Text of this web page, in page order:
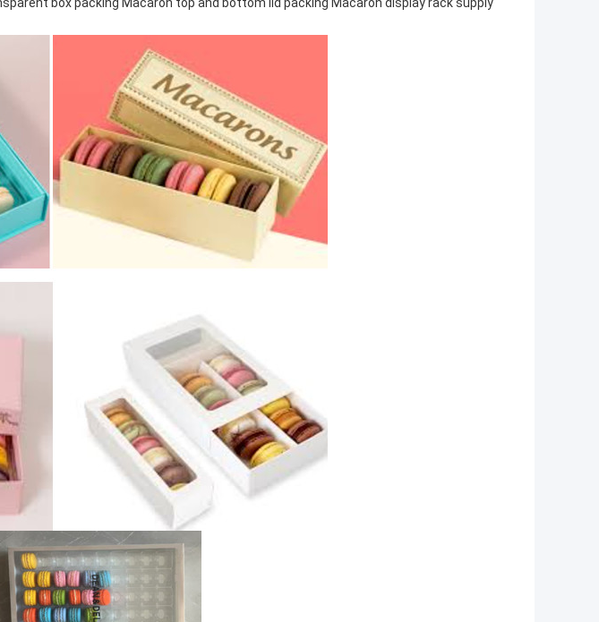
box packing Macaron top and bottom lid packing Macaron display rack supply